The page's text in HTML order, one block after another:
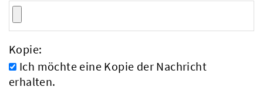
Kopie:
Ich möchte eine Kopie der Nachricht
erhalten.